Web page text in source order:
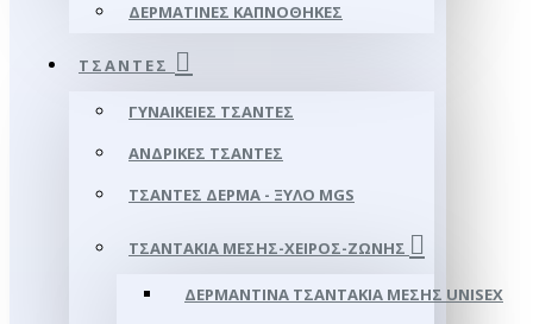
ΔΕΡΜΆΤΙΝΕΣ ΚΑΠΝΟΘΉΚΕΣ
ΤΣΆΝΤΕΣ
ΓΥΝΑΙΚΕΊΕΣ ΤΣΆΝΤΕΣ
ΑΝΔΡΙΚΈΣ ΤΣΆΝΤΕΣ
ΤΣΆΝΤΕΣ ΔΈΡΜΑ - ΞΎΛΟ MGS
ΤΣΑΝΤΆΚΙΑ ΜΈΣΗΣ-ΧΕΙΡΌΣ-ΖΏΝΗΣ
ΔΕΡΜΆΝΤΙΝΑ ΤΣΑΝΤΆΚΙΑ ΜΈΣΗΣ UNISEX